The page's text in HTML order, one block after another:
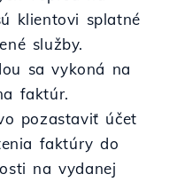
klientovi splatné
služby.
sa vykoná na
faktúr.
pozastaviť účet
faktúry do
na vydanej